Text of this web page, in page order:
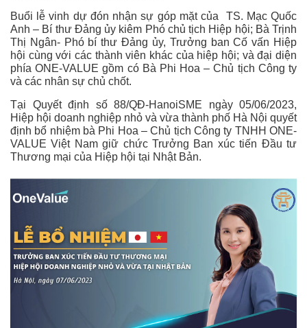
Buổi lễ vinh dự đón nhận sự góp mặt của TS. Mạc Quốc
Anh – Bí thư Đảng ủy kiêm Phó chủ tịch Hiệp hội; Bà Trịnh
Thị Ngân- Phó bí thư Đảng ủy, Trưởng ban Cố vấn Hiệp
hội cùng với các thành viên khác của hiệp hội; và đại diện
phía ONE-VALUE gồm có Bà Phi Hoa – Chủ tịch Công ty
và các nhân sự chủ chốt.
Tại Quyết định số 88/QĐ-HanoiSME ngày 05/06/2023,
Hiệp hội doanh nghiệp nhỏ và vừa thành phố Hà Nội quyết
định bổ nhiệm bà Phi Hoa – Chủ tịch Công ty TNHH ONE-
VALUE Việt Nam giữ chức Trưởng Ban xúc tiến Đầu tư
Thương mại của Hiệp hội tại Nhật Bản.